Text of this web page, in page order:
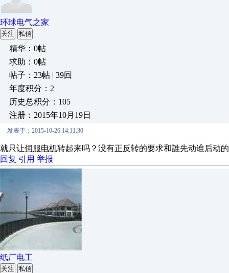
环球电气之家
关注 私信
精华：0帖
求助：0帖
帖子：23帖 | 39回
年度积分：2
历史总积分：105
注册：2015年10月19日
发表于：2015-10-26 14:11:30
就只让伺服电机转起来吗？没有正反转的要求和誰先动谁后动
回复 引用 举报
纸厂电工
关注 私信